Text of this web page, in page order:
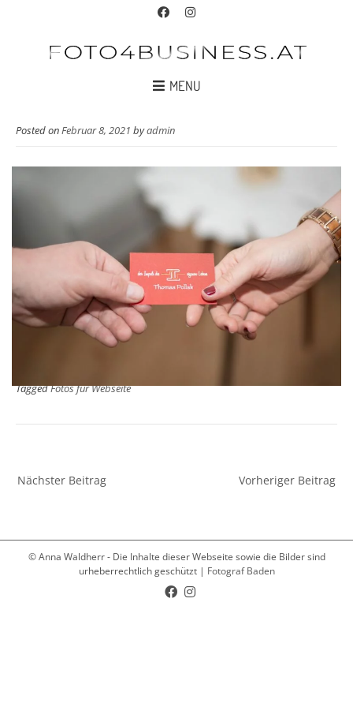
MENU
Posted onFebruar 8, 2021 byadmin
TaggedFotos für Webseite
Vorheriger Beitrag
Nächster Beitrag
© Anna Waldherr - Die Inhalte dieser Webseite sowie die Bilder sind
urheberrechtlich geschützt | Fotograf Baden